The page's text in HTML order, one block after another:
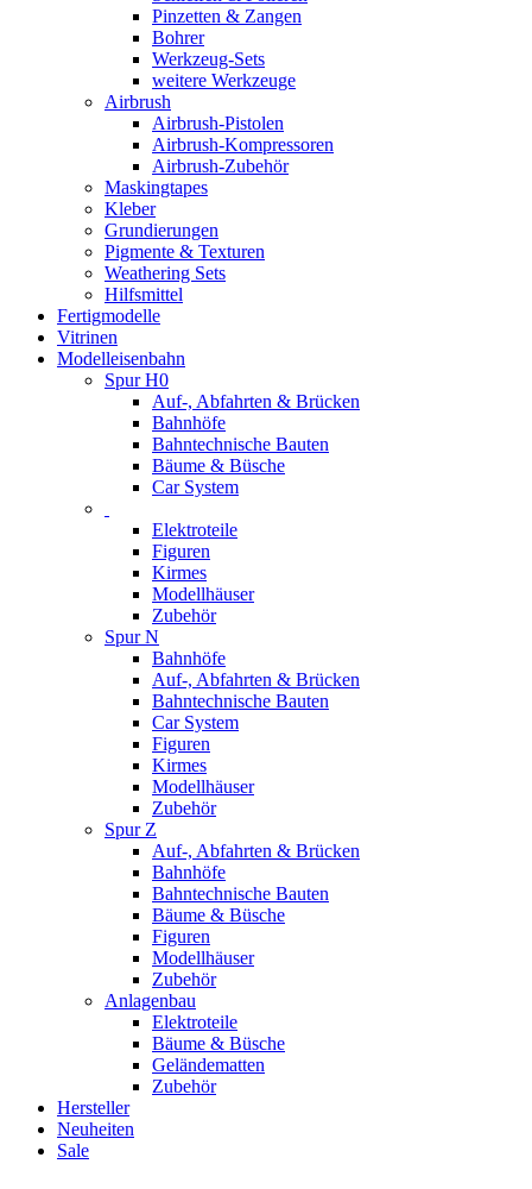
Pinzetten & Zangen
Bohrer
Werkzeug-Sets
weitere Werkzeuge
Airbrush
Airbrush-Pistolen
Airbrush-Kompressoren
Airbrush-Zubehör
Maskingtapes
Kleber
Grundierungen
Pigmente & Texturen
Weathering Sets
Hilfsmittel
Fertigmodelle
Vitrinen
Modelleisenbahn
Spur H0
Auf-, Abfahrten & Brücken
Bahnhöfe
Bahntechnische Bauten
Bäume & Büsche
Car System
Elektroteile
Figuren
Kirmes
Modellhäuser
Zubehör
Spur N
Bahnhöfe
Auf-, Abfahrten & Brücken
Bahntechnische Bauten
Car System
Figuren
Kirmes
Modellhäuser
Zubehör
Spur Z
Auf-, Abfahrten & Brücken
Bahnhöfe
Bahntechnische Bauten
Bäume & Büsche
Figuren
Modellhäuser
Zubehör
Anlagenbau
Elektroteile
Bäume & Büsche
Geländematten
Zubehör
Hersteller
Neuheiten
Sale